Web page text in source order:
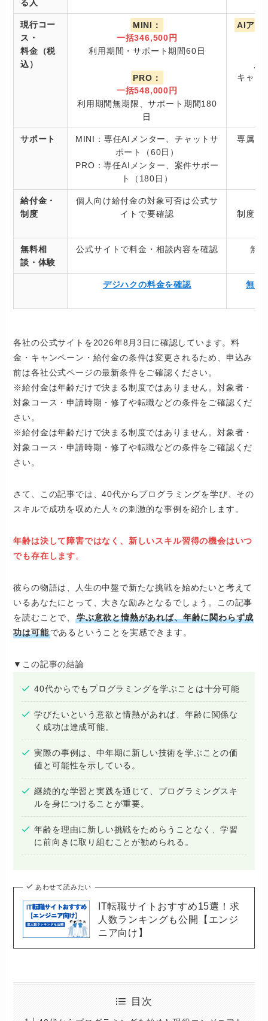
る人
現行コー
ス・
料金（税
込）
MINI：
一括346,500円
利用期間・サポート期間60日
PRO：
一括548,000円
利用期間無期限、サポート期間180
日
AIアプ
キャン
サポート
MINI：専任AIメンター、チャットサ
ポート（60日）
PRO：専任AIメンター、案件サポー
ト（180日）
専属エ
給付金・
制度
個人向け給付金の対象可否は公式サ
イトで要確認
制度・
無料相
談・体験
公式サイトで料金・相談内容を確認 無
デジハクの料金を確認 無料
各社の公式サイトを2026年8月3日に確認しています。料
金・キャンペーン・給付金の条件は変更されるため、申込み
前は各社公式ページの最新条件をご確認ください。
※給付金は年齢だけで決まる制度ではありません。対象者・
対象コース・申請時期・修了や転職などの条件をご確認くだ
さい。
※給付金は年齢だけで決まる制度ではありません。対象者・
対象コース・申請時期・修了や転職などの条件をご確認くだ
さい。
さて、この記事では、40代からプログラミングを学び、その
スキルで成功を収めた人々の刺激的な事例を紹介します。
年齢は決して障害ではなく、新しいスキル習得の機会はいつ
でも存在します。
彼らの物語は、人生の中盤で新たな挑戦を始めたいと考えて
いるあなたにとって、大きな励みとなるでしょう。この記事
を読むことで、学ぶ意欲と情熱があれば、年齢に関わらず成
功は可能であるということを実感できます。
▼この記事の結論
40代からでもプログラミングを学ぶことは十分可能
学びたいという意欲と情熱があれば、年齢に関係な
く成功は達成可能。
実際の事例は、中年期に新しい技術を学ぶことの価
値と可能性を示している。
継続的な学習と実践を通じて、プログラミングスキ
ルを身につけることが重要。
年齢を理由に新しい挑戦をためらうことなく、学習
に前向きに取り組むことが勧められる。
あわせて読みたい
IT転職サイトおすすめ15選！求
人数ランキングも公開【エンジ
ニア向け】
目次